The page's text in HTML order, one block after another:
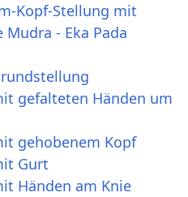
Kopf-Stellung mit
- Eka Pada
gefalteten Händen um
gehobenem Kopf
Gurt
Händen am Knie